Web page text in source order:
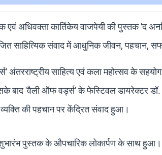
अधिवक्ता कार्तिकेय वाजपेयी की पुस्तक 'द
साहित्यिक संवाद में आधुनिक जीवन, पहचान,
अंतरराष्ट्रीय साहित्य एवं कला महोत्सव के
बाद 'वैली ऑफ वर्ड्स' के फेस्टिवल डायरेक्टर डॉ.
की पहचान पर केंद्रित संवाद हुआ।
पुस्तक के औपचारिक लोकार्पण के साथ हुआ।